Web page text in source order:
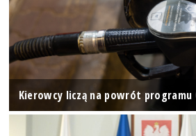
Kierowcy liczą na powrót programu